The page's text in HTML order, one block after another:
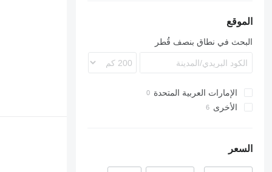
الموقع
البحث في نطاق بنصف قُطر
الإمارات العربية المتحدة
الأخرى
السعر